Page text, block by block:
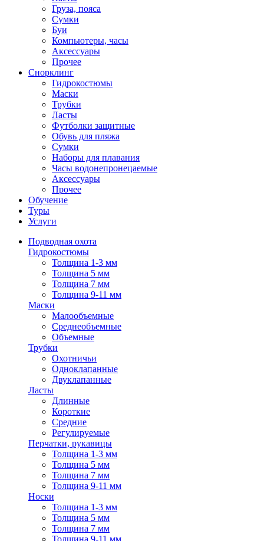
Груза, пояса
Сумки
Буи
Компьютеры, часы
Аксессуары
Прочее
Снорклинг
Гидрокостюмы
Маски
Трубки
Ласты
Футболки защитные
Обувь для пляжа
Сумки
Наборы для плавания
Часы водонепронецаемые
Аксессуары
Прочее
Обучение
Туры
Услуги
Подводная охота
Гидрокостюмы
Толщина 1-3 мм
Толщина 5 мм
Толщина 7 мм
Толщина 9-11 мм
Маски
Малообъемные
Среднеобъемные
Объемные
Трубки
Охотничьи
Одноклапанные
Двуклапанные
Ласты
Длинные
Короткие
Средние
Регулируемые
Перчатки, рукавицы
Толщина 1-3 мм
Толщина 5 мм
Толщина 7 мм
Толщина 9-11 мм
Носки
Толщина 1-3 мм
Толщина 5 мм
Толщина 7 мм
Толщина 9-11 мм